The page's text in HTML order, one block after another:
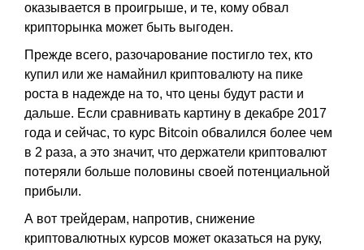
оказывается в проигрыше, и те, кому обвал
крипторынка может быть выгоден.
Прежде всего, разочарование постигло тех, кто
купил или же намайнил криптовалюту на пике
роста в надежде на то, что цены будут расти и
дальше. Если сравнивать картину в декабре 2017
года и сейчас, то курс Bitcoin обвалился более чем
в 2 раза, а это значит, что держатели криптовалют
потеряли больше половины своей потенциальной
прибыли.
А вот трейдерам, напротив, снижение
криптовалютных курсов может оказаться на руку,